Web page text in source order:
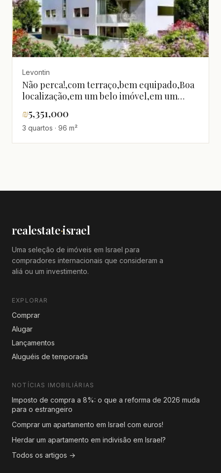
Levontin
Não perca!,com terraço,bem equipado,Boa
localização,em um belo imóvel,em um
qualidade,espaçoso
₪5,351,000
3 quartos · 96 m²
realestate·israel
Uma seleção de imóveis em Israel para
compradores internacionais que consideram a
aliá ou um investimento.
EXPLORAR
Comprar
Alugar
Lançamentos
Aluguéis de temporada
NOTÍCIAS IMOBILIÁRIAS
Imposto de compra a 8%: o que a reforma de 2026 muda
para o estrangeiro
Comprar um apartamento em Israel com euros!
Herdar um apartamento em indivisão em Israel?
Todos os artigos →